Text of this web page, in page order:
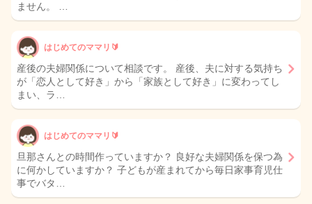
ません。 …
はじめてのママリ🔰
産後の夫婦関係について相談です。 産後、夫に対する気持ち
が「恋人として好き」から「家族として好き」に変わってし
まい、ラ…
はじめてのママリ🔰
旦那さんとの時間作っていますか？ 良好な夫婦関係を保つ為
に何かしていますか？ 子どもが産まれてから毎日家事育児仕
事でバタ…